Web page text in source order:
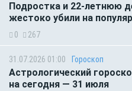
Подростка и 22-летнюю
жестоко убили на
0 267
31.07.2026 01:00 Гороскоп
Астрологический
на сегодня — 31 июля